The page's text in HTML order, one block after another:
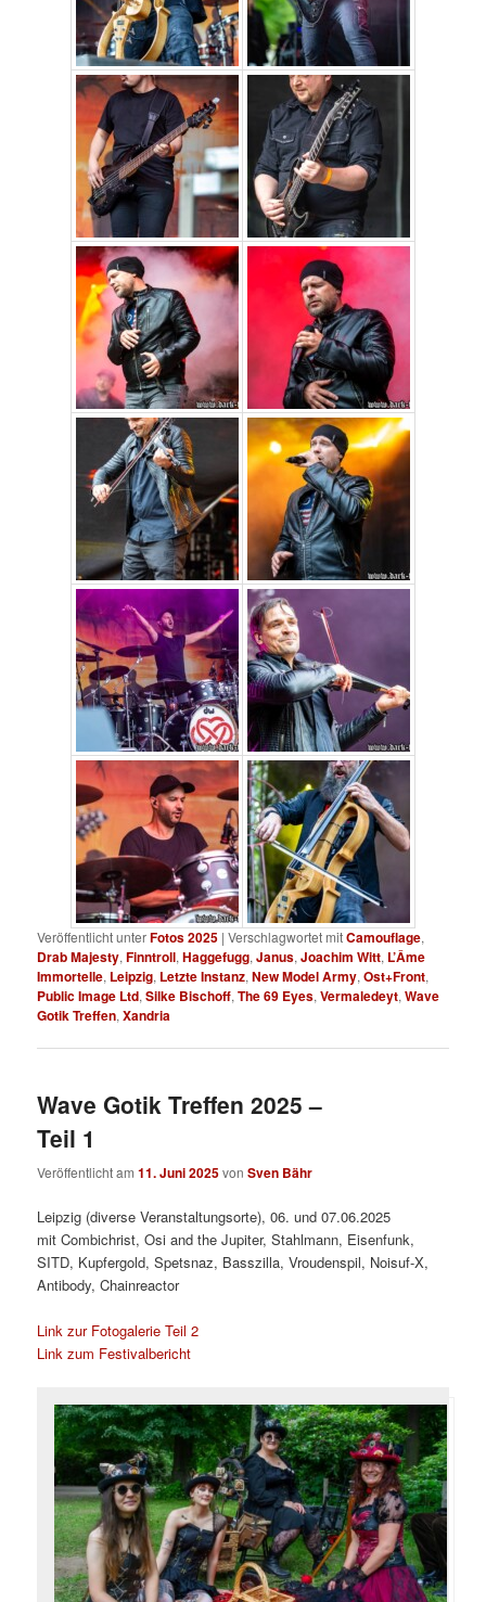
Veröffentlicht unterFotos 2025 |Verschlagwortet mitCamouflage,
Drab Majesty,Finntroll,Haggefugg,Janus,Joachim Witt, L’Âme
Immortelle, Leipzig, Letzte Instanz,New Model Army,Ost+Front,
Public Image Ltd,Silke Bischoff,The 69 Eyes,Vermaledeyt,Wave
Gotik Treffen,Xandria
Wave Gotik Treffen 2025 –
Teil 1
Veröffentlicht am11. Juni 2025vonSven Bähr
Leipzig (diverse Veranstaltungsorte), 06. und 07.06.2025
mit Combichrist, Osi and the Jupiter, Stahlmann, Eisenfunk,
SITD, Kupfergold, Spetsnaz, Basszilla, Vroudenspil, Noisuf-X,
Antibody, Chainreactor
Link zur Fotogalerie Teil 2
Link zum Festivalbericht